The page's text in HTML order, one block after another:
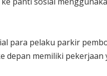
para pelaku parkir
depan memiliki pekerjaan